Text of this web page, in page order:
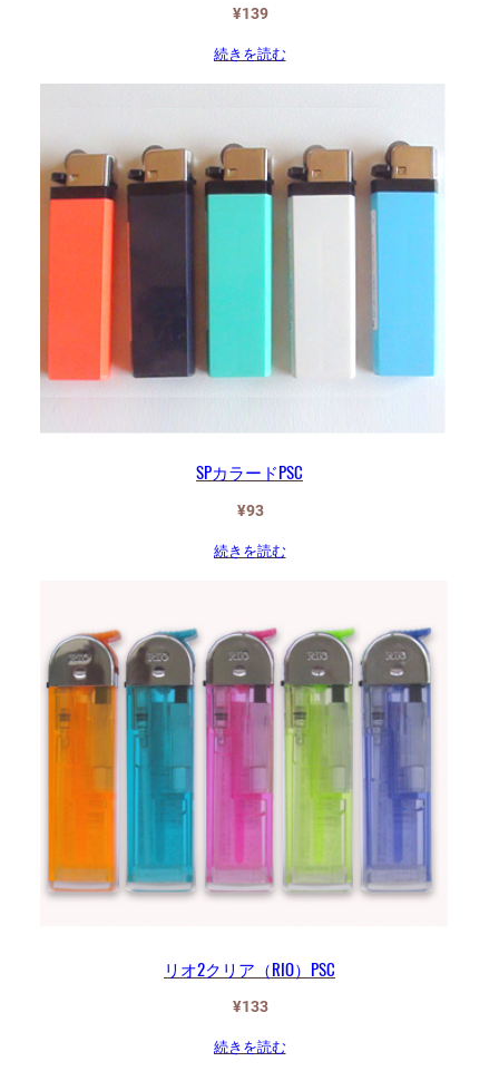
¥139
続きを読む
SPカラードPSC
¥93
続きを読む
リオ2クリア（RIO）PSC
¥133
続きを読む